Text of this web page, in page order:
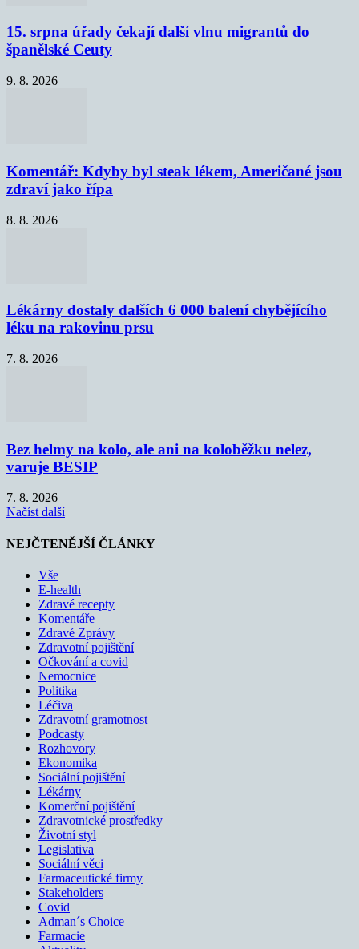
15. srpna úřady čekají další vlnu migrantů do
španělské Ceuty
9. 8. 2026
Komentář: Kdyby byl steak lékem, Američané jsou
zdraví jako řípa
8. 8. 2026
Lékárny dostaly dalších 6 000 balení chybějícího
léku na rakovinu prsu
7. 8. 2026
Bez helmy na kolo, ale ani na koloběžku nelez,
varuje BESIP
7. 8. 2026
Načíst další
NEJČTENĚJŠÍ ČLÁNKY
Vše
E-health
Zdravé recepty
Komentáře
Zdravé Zprávy
Zdravotní pojištění
Očkování a covid
Nemocnice
Politika
Léčiva
Zdravotní gramotnost
Podcasty
Rozhovory
Ekonomika
Sociální pojištění
Lékárny
Komerční pojištění
Zdravotnické prostředky
Životní styl
Legislativa
Sociální věci
Farmaceutické firmy
Stakeholders
Covid
Adman´s Choice
Farmacie